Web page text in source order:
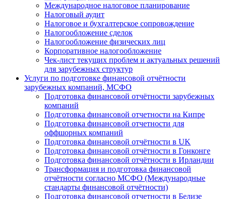
Международное налоговое планирование
Налоговый аудит
Налоговое и бухгалтерское сопровождение
Налогообложение сделок
Налогообложение физических лиц
Корпоративное налогообложение
Чек-лист текущих проблем и актуальных решений
для зарубежных структур
Услуги по подготовке финансовой отчётности
зарубежных компаний, МСФО
Подготовка финансовой отчётности зарубежных
компаний
Подготовка финансовой отчетности на Кипре
Подготовка финансовой отчетности для
оффшорных компаний
Подготовка финансовой отчётности в UK
Подготовка финансовой отчётности в Гонконге
Подготовка финансовой отчётности в Ирландии
Трансформация и подготовка финансовой
отчётности согласно МСФО (Международные
стандарты финансовой отчётности)
Подготовка финансовой отчетности в Белизе